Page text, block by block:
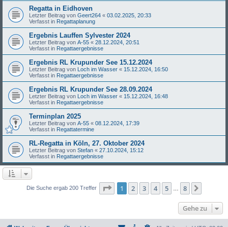
Regatta in Eidhoven
Letzter Beitrag von Geert264 « 03.02.2025, 20:33
Verfasst in Regattaplanung
Ergebnis Lauffen Sylvester 2024
Letzter Beitrag von A-55 « 28.12.2024, 20:51
Verfasst in Regattaergebnisse
Ergebnis RL Krupunder See 15.12.2024
Letzter Beitrag von Loch im Wasser « 15.12.2024, 16:50
Verfasst in Regattaergebnisse
Ergebnis RL Krupunder See 28.09.2024
Letzter Beitrag von Loch im Wasser « 15.12.2024, 16:48
Verfasst in Regattaergebnisse
Terminplan 2025
Letzter Beitrag von A-55 « 08.12.2024, 17:39
Verfasst in Regattatermine
RL-Regatta in Köln, 27. Oktober 2024
Letzter Beitrag von Stefan « 27.10.2024, 15:12
Verfasst in Regattaergebnisse
Die Suche ergab 200 Treffer Seite 1von
1 2 3 4 5 8
Gehe zu